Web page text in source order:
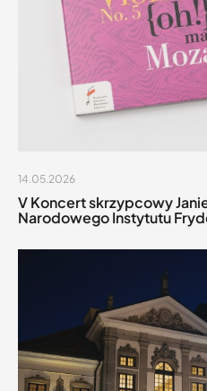
14.05.2026
V Koncert skrzypcowy
Narodowego Instytutu